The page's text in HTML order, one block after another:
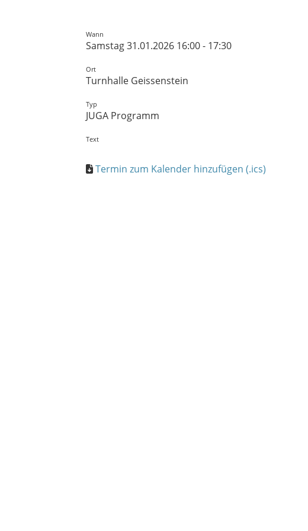
Wann
Samstag 31.01.2026 16:00 - 17:30
Ort
Turnhalle Geissenstein
Typ
JUGA Programm
Text
Termin zum Kalender hinzufügen (.ics)